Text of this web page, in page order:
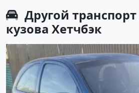
Другой
кузова Хетчбэк